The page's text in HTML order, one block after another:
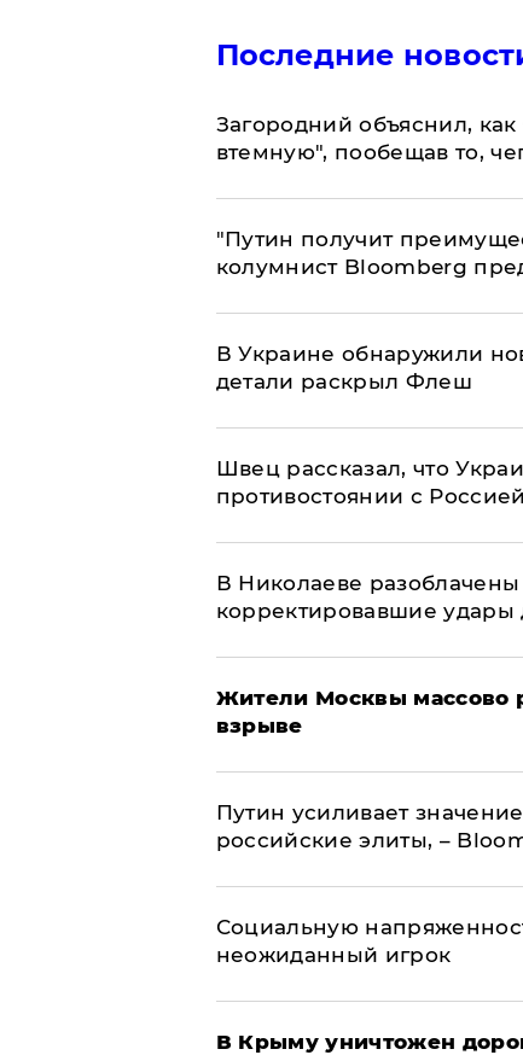
Последние
Загородний объяснил,
втемную", пообещав то,
"Путин получит
колумнист Bloomberg
В Украине обнаружили
детали раскрыл Флеш
Швец рассказал, что
противостоянии с Россией
В Николаеве
корректировавшие удары
Жители Москвы массово
взрыве
Путин усиливает
российские элиты, –
Социальную
неожиданный игрок
В Крыму уничтожен